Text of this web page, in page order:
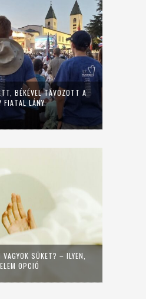
BÉKÉVEL TÁVOZOTT A
FIATAL LÁNY
SÜKET? – ILYEN,
OPCIÓ